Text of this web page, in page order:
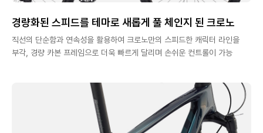
경량화된 스피드를 테마로 새롭게 풀 체인지 된 크로노
직선의 단순함과 연속성을 활용하여 크로노만의 스피드한 캐릭터 라인을
부각, 경량 카본 프레임으로 더욱 빠르게 달리며 손쉬운 컨트롤이 가능